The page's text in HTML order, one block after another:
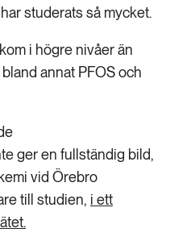
studerats så mycket.
i högre nivåer än
annat PFOS och
ger en fullständig bild,
vid Örebro
till studien, i ett